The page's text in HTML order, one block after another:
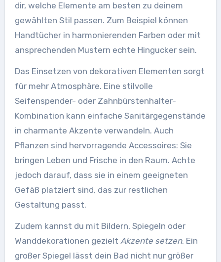
dir, welche Elemente am besten zu deinem
gewählten Stil passen. Zum Beispiel können
Handtücher in harmonierenden Farben oder mit
ansprechenden Mustern echte Hingucker sein.
Das Einsetzen von dekorativen Elementen sorgt
für mehr Atmosphäre. Eine stilvolle
Seifenspender- oder Zahnbürstenhalter-
Kombination kann einfache Sanitärgegenstände
in charmante Akzente verwandeln. Auch
Pflanzen sind hervorragende Accessoires: Sie
bringen Leben und Frische in den Raum. Achte
jedoch darauf, dass sie in einem geeigneten
Gefäß platziert sind, das zur restlichen
Gestaltung passt.
Zudem kannst du mit Bildern, Spiegeln oder
Wanddekorationen gezielt Akzente setzen. Ein
großer Spiegel lässt dein Bad nicht nur größer